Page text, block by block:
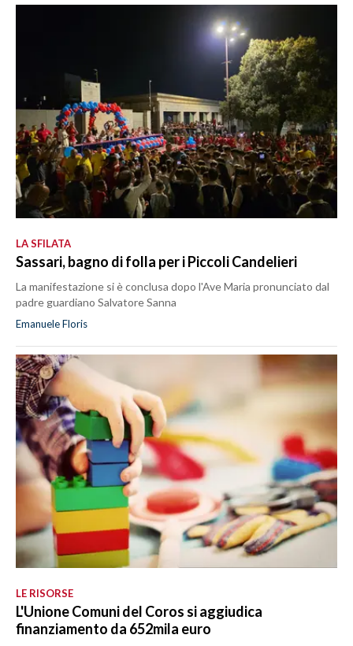
LA SFILATA
Sassari, bagno di folla per i Piccoli Candelieri
La manifestazione si è conclusa dopo l'Ave Maria pronunciato dal
padre guardiano Salvatore Sanna
Emanuele Floris
LE RISORSE
L'Unione Comuni del Coros si aggiudica
finanziamento da 652mila euro